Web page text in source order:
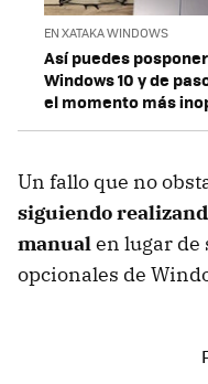
EN XATAKA WINDOWS
Así puedes
Windows 10 y de
el momento más
Un fallo que no
siguiendo
manualen lugar de
opcionales de